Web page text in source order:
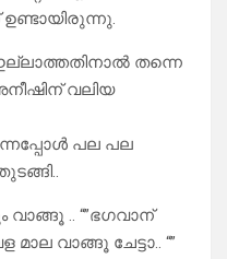
തന്നെ
വലിയ
പല പല
വാങ്ങൂ .. “”ഭഗവാന്
വാങ്ങൂ ചേട്ടാ.. “”